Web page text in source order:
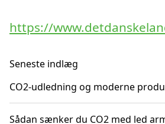
https://
Seneste indlæg
CO2-udledning og moderne
Sådan sænker du CO2 med led